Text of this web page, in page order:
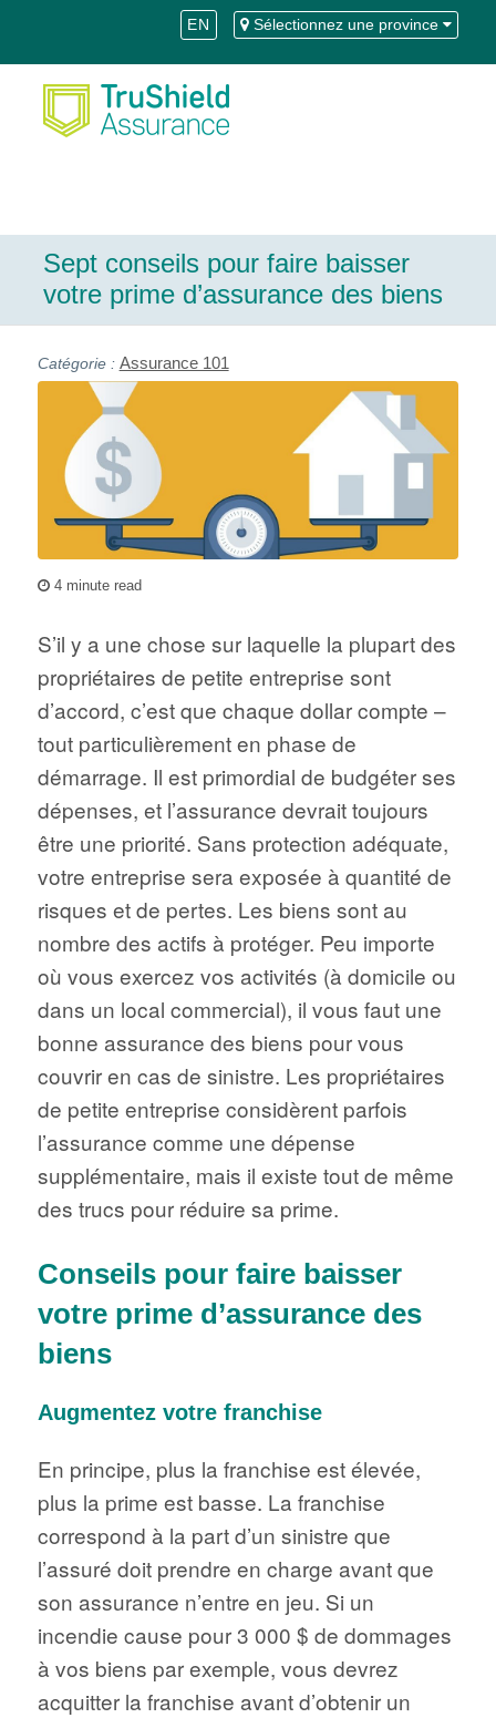
Content
la
navigation
EN Sélectionnez une province
Sept conseils pour faire baisser
votre prime d’assurance des biens
Assurance 101
4 minute read
S’il y a une chose sur laquelle la plupart des
propriétaires de petite entreprise sont
d’accord, c’est que chaque dollar compte –
tout particulièrement en phase de
démarrage. Il est primordial de budgéter ses
dépenses, et l’assurance devrait toujours
être une priorité. Sans protection adéquate,
votre entreprise sera exposée à quantité de
risques et de pertes. Les biens sont au
nombre des actifs à protéger. Peu importe
où vous exercez vos activités (à domicile ou
dans un local commercial), il vous faut une
bonne assurance des biens pour vous
couvrir en cas de sinistre. Les propriétaires
de petite entreprise considèrent parfois
l’assurance comme une dépense
supplémentaire, mais il existe tout de même
des trucs pour réduire sa prime.
Conseils pour faire baisser
votre prime d’assurance des
biens
Augmentez votre franchise
En principe, plus la franchise est élevée,
plus la prime est basse. La franchise
correspond à la part d’un sinistre que
l’assuré doit prendre en charge avant que
son assurance n’entre en jeu. Si un
incendie cause pour 3 000 $ de dommages
à vos biens par exemple, vous devrez
acquitter la franchise avant d’obtenir un